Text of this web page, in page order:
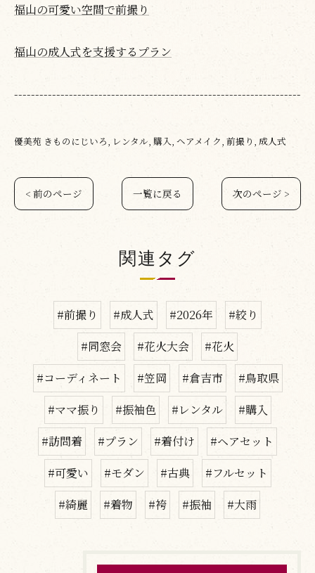
福山の可愛い空間で前撮り
福山の成人式を支援するプラン
--------------------------------------------------------------------
優美苑 きものにじいろ レンタル 購入 ヘアメイク 前撮り 成人式
< 前のページ 一覧に戻る 次のページ >
関連タグ
#前撮り #成人式 #2026年
#絞り
#同窓会
#花火大会
#花火
#コーディネート
#笠岡 #倉吉市
#鳥取県
#ママ振り
#振袖色 #レンタル
#購入
#訪問着
#プラン #着付け
#ヘアセット
#可愛い
#モダン #古典
#フルセット
#綺麗
#着物 #袴 #振袖 #大雨